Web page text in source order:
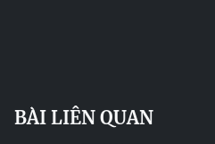
BÀI LIÊN QUAN